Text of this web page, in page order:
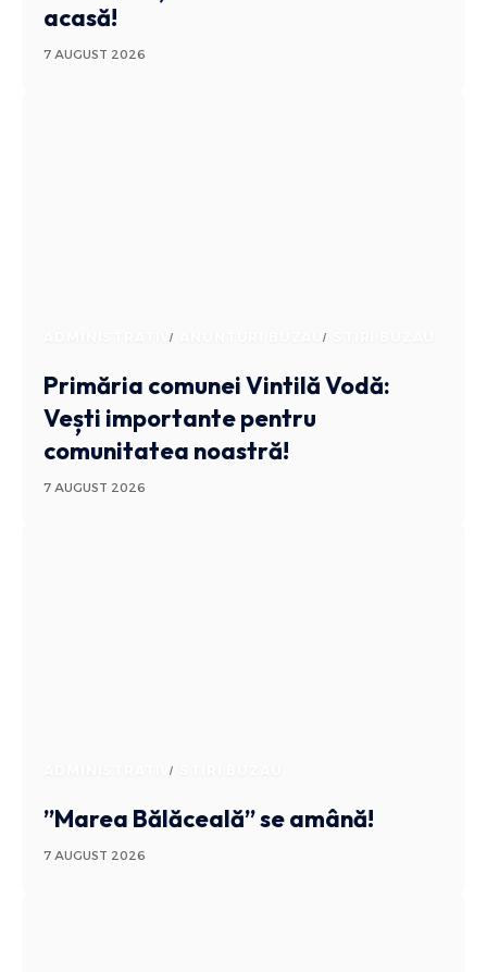
acasă!
7 AUGUST 2026
ADMINISTRATIV ANUNTURI BUZAU
Primăria comunei Vintilă Vodă:
Vești importante pentru
comunitatea noastră!
7 AUGUST 2026
ADMINISTRATIV
”Marea Bălăceală” se amână!
7 AUGUST 2026